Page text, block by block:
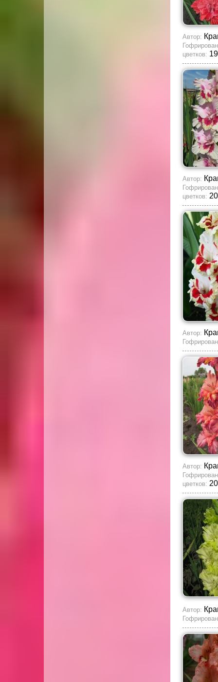
Автор:
цветков:
Автор:
цветков:
Автор:
Автор:
цветков:
Автор: